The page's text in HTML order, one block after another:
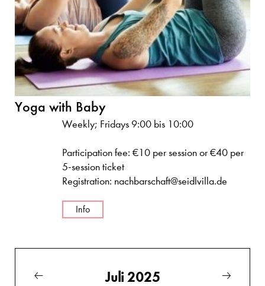
Yoga with Baby
Weekly; Fridays 9:00 bis 10:00
Participation fee: €10 per session or €40 per
5-session ticket
Registration: nachbarschaft@seidlvilla.de
Info
Juli 2025